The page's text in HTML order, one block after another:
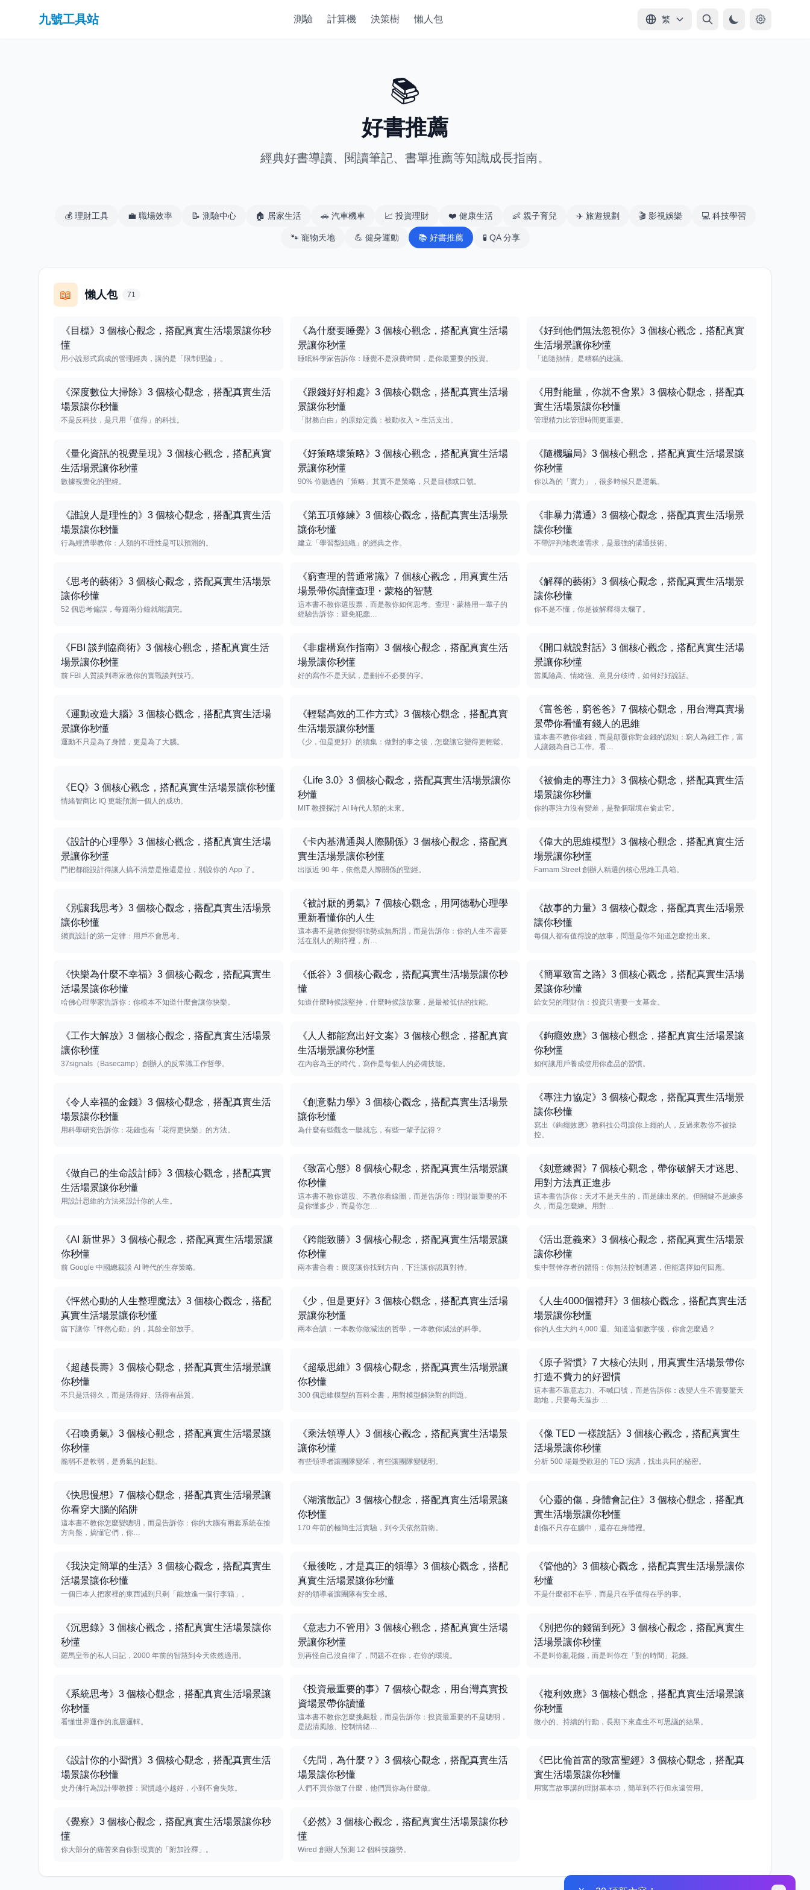
九號工具站 測驗 計算機 決策樹 懶人包 繁
📚
好書推薦
經典好書導讀、閱讀筆記、書單推薦等知識成長指南。
💰 理財工具 💼 職場效率 📝 測驗中心 🏠 居家生活 🚗 汽車機車 📈 投資理財 ❤️ 健康生活 👶 親子育兒 ✈️ 旅遊規劃 🎬 影視娛樂 💻 科技學習
🐾 寵物天地 💪 健身運動 📚 好書推薦 🧪 QA 分享
📖 懶人包 71
《目標》3 個核心觀念，搭配真實生活場景讓你秒
懂
用小說形式寫成的管理經典，講的是「限制理論」。
《為什麼要睡覺》3 個核心觀念，搭配真實生活場
景讓你秒懂
睡眠科學家告訴你：睡覺不是浪費時間，是你最重要的投資。
《好到他們無法忽視你》3 個核心觀念，搭配真實
生活場景讓你秒懂
「追隨熱情」是糟糕的建議。
《深度數位大掃除》3 個核心觀念，搭配真實生活
場景讓你秒懂
不是反科技，是只用「值得」的科技。
《跟錢好好相處》3 個核心觀念，搭配真實生活場
景讓你秒懂
「財務自由」的原始定義：被動收入 > 生活支出。
《用對能量，你就不會累》3 個核心觀念，搭配真
實生活場景讓你秒懂
管理精力比管理時間更重要。
《量化資訊的視覺呈現》3 個核心觀念，搭配真實
生活場景讓你秒懂
數據視覺化的聖經。
《好策略壞策略》3 個核心觀念，搭配真實生活場
景讓你秒懂
90% 你聽過的「策略」其實不是策略，只是目標或口號。
《隨機騙局》3 個核心觀念，搭配真實生活場景讓
你秒懂
你以為的「實力」，很多時候只是運氣。
《誰說人是理性的》3 個核心觀念，搭配真實生活
場景讓你秒懂
行為經濟學教你：人類的不理性是可以預測的。
《第五項修練》3 個核心觀念，搭配真實生活場景
讓你秒懂
建立「學習型組織」的經典之作。
《非暴力溝通》3 個核心觀念，搭配真實生活場景
讓你秒懂
不帶評判地表達需求，是最強的溝通技術。
《思考的藝術》3 個核心觀念，搭配真實生活場景
讓你秒懂
52 個思考偏誤，每篇兩分鐘就能讀完。
《窮查理的普通常識》7 個核心觀念，用真實生活
場景帶你讀懂查理・蒙格的智慧
這本書不教你選股票，而是教你如何思考。查理・蒙格用一輩子的
經驗告訴你：避免犯蠢…
《解釋的藝術》3 個核心觀念，搭配真實生活場景
讓你秒懂
你不是不懂，你是被解釋得太爛了。
《FBI 談判協商術》3 個核心觀念，搭配真實生活
場景讓你秒懂
前 FBI 人質談判專家教你的實戰談判技巧。
《非虛構寫作指南》3 個核心觀念，搭配真實生活
場景讓你秒懂
好的寫作不是天賦，是刪掉不必要的字。
《開口就說對話》3 個核心觀念，搭配真實生活場
景讓你秒懂
當風險高、情緒強、意見分歧時，如何好好說話。
《運動改造大腦》3 個核心觀念，搭配真實生活場
景讓你秒懂
運動不只是為了身體，更是為了大腦。
《輕鬆高效的工作方式》3 個核心觀念，搭配真實
生活場景讓你秒懂
《少，但是更好》的續集：做對的事之後，怎麼讓它變得更輕鬆。
《富爸爸，窮爸爸》7 個核心觀念，用台灣真實場
景帶你看懂有錢人的思維
這本書不教你省錢，而是顛覆你對金錢的認知：窮人為錢工作，富
人讓錢為自己工作。看…
《EQ》3 個核心觀念，搭配真實生活場景讓你秒懂
情緒智商比 IQ 更能預測一個人的成功。
《Life 3.0》3 個核心觀念，搭配真實生活場景讓你
秒懂
MIT 教授探討 AI 時代人類的未來。
《被偷走的專注力》3 個核心觀念，搭配真實生活
場景讓你秒懂
你的專注力沒有變差，是整個環境在偷走它。
《設計的心理學》3 個核心觀念，搭配真實生活場
景讓你秒懂
門把都能設計得讓人搞不清楚是推還是拉，別說你的 App 了。
《卡內基溝通與人際關係》3 個核心觀念，搭配真
實生活場景讓你秒懂
出版近 90 年，依然是人際關係的聖經。
《偉大的思維模型》3 個核心觀念，搭配真實生活
場景讓你秒懂
Farnam Street 創辦人精選的核心思維工具箱。
《別讓我思考》3 個核心觀念，搭配真實生活場景
讓你秒懂
網頁設計的第一定律：用戶不會思考。
《被討厭的勇氣》7 個核心觀念，用阿德勒心理學
重新看懂你的人生
這本書不是教你變得強勢或無所謂，而是告訴你：你的人生不需要
活在別人的期待裡，所…
《故事的力量》3 個核心觀念，搭配真實生活場景
讓你秒懂
每個人都有值得說的故事，問題是你不知道怎麼挖出來。
《快樂為什麼不幸福》3 個核心觀念，搭配真實生
活場景讓你秒懂
哈佛心理學家告訴你：你根本不知道什麼會讓你快樂。
《低谷》3 個核心觀念，搭配真實生活場景讓你秒
懂
知道什麼時候該堅持，什麼時候該放棄，是最被低估的技能。
《簡單致富之路》3 個核心觀念，搭配真實生活場
景讓你秒懂
給女兒的理財信：投資只需要一支基金。
《工作大解放》3 個核心觀念，搭配真實生活場景
讓你秒懂
37signals（Basecamp）創辦人的反常識工作哲學。
《人人都能寫出好文案》3 個核心觀念，搭配真實
生活場景讓你秒懂
在內容為王的時代，寫作是每個人的必備技能。
《鉤癮效應》3 個核心觀念，搭配真實生活場景讓
你秒懂
如何讓用戶養成使用你產品的習慣。
《令人幸福的金錢》3 個核心觀念，搭配真實生活
場景讓你秒懂
用科學研究告訴你：花錢也有「花得更快樂」的方法。
《創意黏力學》3 個核心觀念，搭配真實生活場景
讓你秒懂
為什麼有些觀念一聽就忘，有些一輩子記得？
《專注力協定》3 個核心觀念，搭配真實生活場景
讓你秒懂
寫出《鉤癮效應》教科技公司讓你上癮的人，反過來教你不被操
控。
《做自己的生命設計師》3 個核心觀念，搭配真實
生活場景讓你秒懂
用設計思維的方法來設計你的人生。
《致富心態》8 個核心觀念，搭配真實生活場景讓
你秒懂
這本書不教你選股、不教你看線圖，而是告訴你：理財最重要的不
是你懂多少，而是你怎…
《刻意練習》7 個核心觀念，帶你破解天才迷思、
用對方法真正進步
這本書告訴你：天才不是天生的，而是練出來的。但關鍵不是練多
久，而是怎麼練。用對…
《AI 新世界》3 個核心觀念，搭配真實生活場景讓
你秒懂
前 Google 中國總裁談 AI 時代的生存策略。
《跨能致勝》3 個核心觀念，搭配真實生活場景讓
你秒懂
兩本書合看：廣度讓你找到方向，下注讓你認真對待。
《活出意義來》3 個核心觀念，搭配真實生活場景
讓你秒懂
集中營倖存者的體悟：你無法控制遭遇，但能選擇如何回應。
《怦然心動的人生整理魔法》3 個核心觀念，搭配
真實生活場景讓你秒懂
留下讓你「怦然心動」的，其餘全部放手。
《少，但是更好》3 個核心觀念，搭配真實生活場
景讓你秒懂
兩本合讀：一本教你做減法的哲學，一本教你減法的科學。
《人生4000個禮拜》3 個核心觀念，搭配真實生活
場景讓你秒懂
你的人生大約 4,000 週。知道這個數字後，你會怎麼過？
《超越長壽》3 個核心觀念，搭配真實生活場景讓
你秒懂
不只是活得久，而是活得好、活得有品質。
《超級思維》3 個核心觀念，搭配真實生活場景讓
你秒懂
300 個思維模型的百科全書，用對模型解決對的問題。
《原子習慣》7 大核心法則，用真實生活場景帶你
打造不費力的好習慣
這本書不靠意志力、不喊口號，而是告訴你：改變人生不需要驚天
動地，只要每天進步 …
《召喚勇氣》3 個核心觀念，搭配真實生活場景讓
你秒懂
脆弱不是軟弱，是勇氣的起點。
《乘法領導人》3 個核心觀念，搭配真實生活場景
讓你秒懂
有些領導者讓團隊變笨，有些讓團隊變聰明。
《像 TED 一樣說話》3 個核心觀念，搭配真實生
活場景讓你秒懂
分析 500 場最受歡迎的 TED 演講，找出共同的秘密。
《快思慢想》7 個核心觀念，搭配真實生活場景讓
你看穿大腦的陷阱
這本書不教你怎麼變聰明，而是告訴你：你的大腦有兩套系統在搶
方向盤，搞懂它們，你…
《湖濱散記》3 個核心觀念，搭配真實生活場景讓
你秒懂
170 年前的極簡生活實驗，到今天依然前衛。
《心靈的傷，身體會記住》3 個核心觀念，搭配真
實生活場景讓你秒懂
創傷不只存在腦中，還存在身體裡。
《我決定簡單的生活》3 個核心觀念，搭配真實生
活場景讓你秒懂
一個日本人把家裡的東西減到只剩「能放進一個行李箱」。
《最後吃，才是真正的領導》3 個核心觀念，搭配
真實生活場景讓你秒懂
好的領導者讓團隊有安全感。
《管他的》3 個核心觀念，搭配真實生活場景讓你
秒懂
不是什麼都不在乎，而是只在乎值得在乎的事。
《沉思錄》3 個核心觀念，搭配真實生活場景讓你
秒懂
羅馬皇帝的私人日記，2000 年前的智慧到今天依然適用。
《意志力不管用》3 個核心觀念，搭配真實生活場
景讓你秒懂
別再怪自己沒自律了，問題不在你，在你的環境。
《別把你的錢留到死》3 個核心觀念，搭配真實生
活場景讓你秒懂
不是叫你亂花錢，而是叫你在「對的時間」花錢。
《系統思考》3 個核心觀念，搭配真實生活場景讓
你秒懂
看懂世界運作的底層邏輯。
《投資最重要的事》7 個核心觀念，用台灣真實投
資場景帶你讀懂
這本書不教你怎麼挑飆股，而是告訴你：投資最重要的不是聰明，
是認清風險、控制情緒…
《複利效應》3 個核心觀念，搭配真實生活場景讓
你秒懂
微小的、持續的行動，長期下來產生不可思議的結果。
《設計你的小習慣》3 個核心觀念，搭配真實生活
場景讓你秒懂
史丹佛行為設計學教授：習慣越小越好，小到不會失敗。
《先問，為什麼？》3 個核心觀念，搭配真實生活
場景讓你秒懂
人們不買你做了什麼，他們買你為什麼做。
《巴比倫首富的致富聖經》3 個核心觀念，搭配真
實生活場景讓你秒懂
用寓言故事講的理財基本功，簡單到不行但永遠管用。
《覺察》3 個核心觀念，搭配真實生活場景讓你秒
懂
你大部分的痛苦來自你對現實的「附加詮釋」。
《必然》3 個核心觀念，搭配真實生活場景讓你秒
懂
Wired 創辦人預測 12 個科技趨勢。